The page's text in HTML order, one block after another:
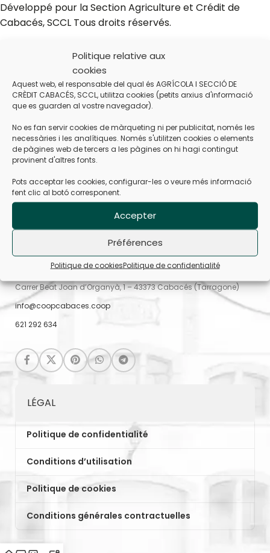
Politique relative aux
cookies
Aquest web, el responsable del qual és AGRÍCOLA I SECCIÓ DE
CRÈDIT CABACÉS, SCCL, utilitza cookies (petits arxius d'informació
que es guarden al vostre navegador).
No es fan servir cookies de màrqueting ni per publicitat, només les
necessàries i les analítiques. Només s'utilitzen cookies o elements
de pàgines web de tercers a les pàgines on hi hagi contingut
provinent d'altres fonts.
Pots acceptar les cookies, configurar-les o veure més informació
fent clic al botó corresponent.
Accepter
Préférences
Politique de cookiesPolitique de confidentialité
Développé pour la Section Agriculture et Crédit de
Cabacés, SCCL Tous droits réservés.
Agrícola i Secció de Crèdit de Cabacés, S.C.C.L.
Carrer Beat Joan d’Organyà, 1 – 43373 Cabacés (Tarragone)
info@coopcabaces.coop
621 292 634
LÉGAL
Politique de confidentialité
Conditions d’utilisation
Politique de cookies
Conditions générales contractuelles